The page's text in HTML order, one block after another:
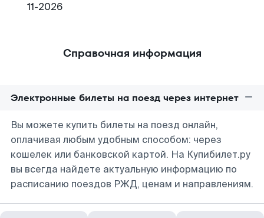
11-2026
Справочная информация
Электронные билеты на поезд через интернет
Вы можете купить билеты на поезд онлайн,
оплачивая любым удобным способом: через
кошелек или банковской картой. На Купибилет.ру
вы всегда найдете актуальную информацию по
расписанию поездов РЖД, ценам и направлениям.